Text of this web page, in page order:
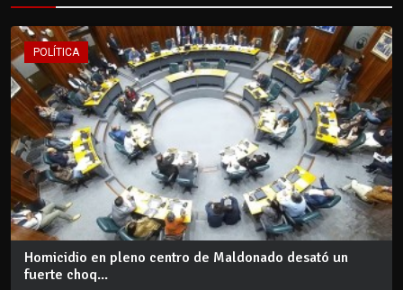
POLÍTICA
Homicidio en pleno centro de Maldonado desató un
fuerte choq...